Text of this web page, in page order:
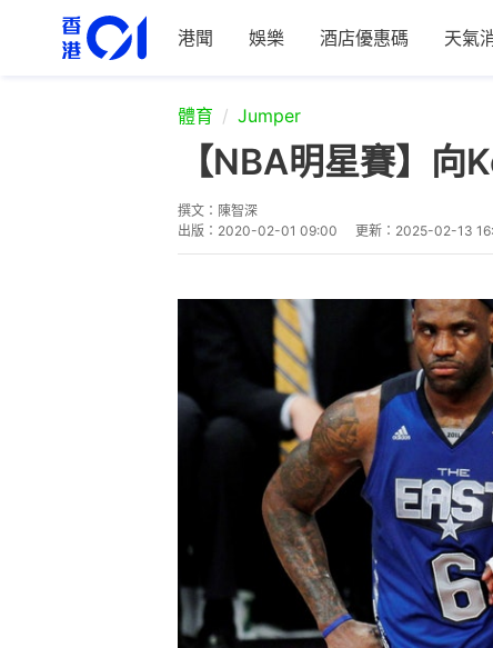
港聞 娛樂 酒店優惠碼 天氣
體育 Jumper
【NBA明星賽】
撰文： 陳智深
出版： 2020-02-01 09:00 更新： 2025-02-13